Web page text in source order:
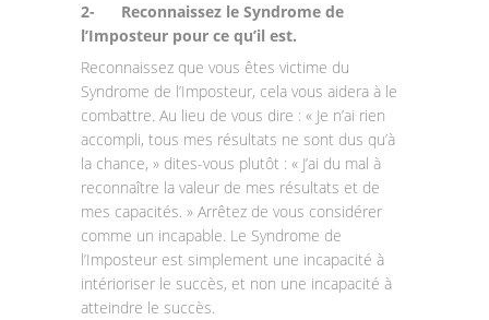
2-
Reconnaissez le Syndrome de
l’Imposteur pour ce qu’il est.
Reconnaissez que vous êtes victime du
Syndrome de l’Imposteur, cela vous aidera à le
combattre. Au lieu de vous dire : « Je n’ai rien
accompli, tous mes résultats ne sont dus qu’à
la chance, » dites-vous plutôt : « J’ai du mal à
reconnaître la valeur de mes résultats et de
mes capacités. » Arrêtez de vous considérer
comme un incapable. Le Syndrome de
l’Imposteur est simplement une incapacité à
intérioriser le succès, et non une incapacité à
atteindre le succès.